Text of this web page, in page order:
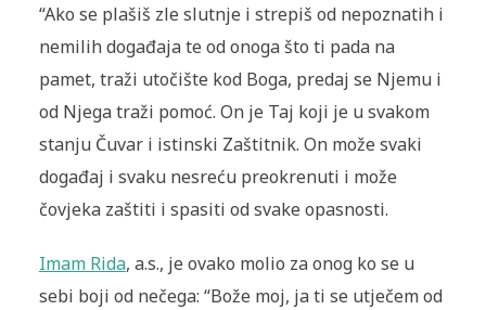
“Ako se plašiš zle slutnje i strepiš od nepoznatih i
nemilih događaja te od onoga što ti pada na
pamet, traži utočište kod Boga, predaj se Njemu i
od Njega traži pomoć. On je Taj koji je u svakom
stanju Čuvar i istinski Zaštitnik. On može svaki
događaj i svaku nesreću preokrenuti i može
čovjeka zaštiti i spasiti od svake opasnosti.
Imam Rida, a.s., je ovako molio za onog ko se u
sebi boji od nečega: “Bože moj, ja ti se utječem od